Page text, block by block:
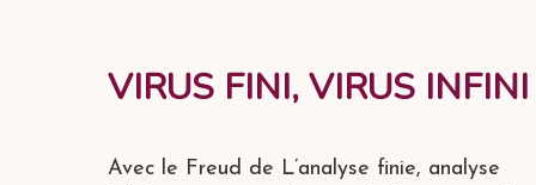
VIRUS FINI, VIRUS INFINI
Avec le Freud de L’analyse finie, analyse